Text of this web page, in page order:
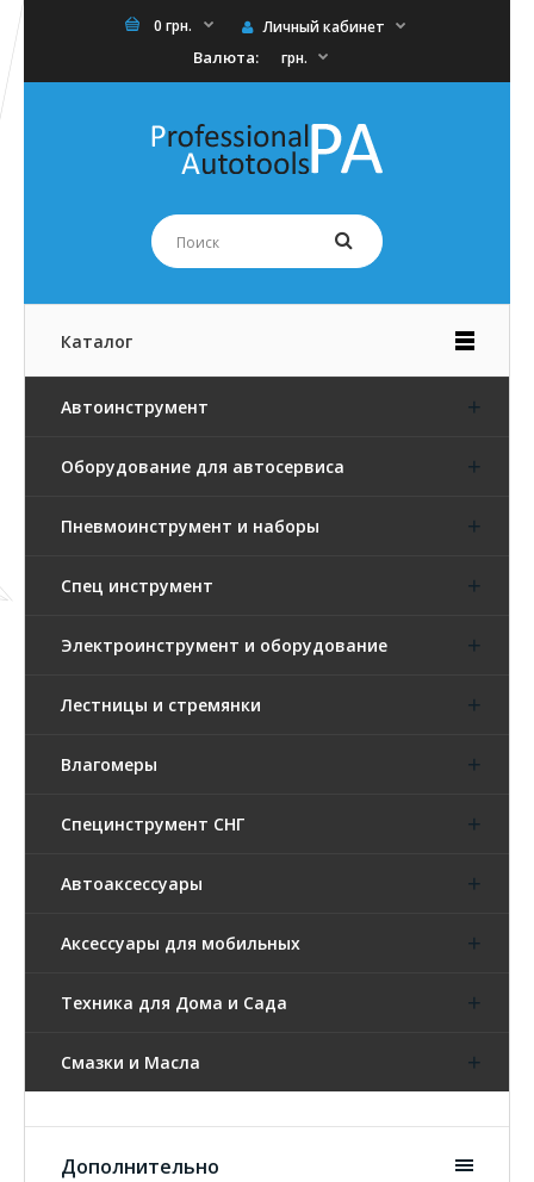
0 грн. Личный кабинет
Валюта: грн.
Каталог
Автоинструмент
Оборудование для автосервиса
Пневмоинструмент и наборы
Спец инструмент
Электроинструмент и оборудование
Лестницы и стремянки
Влагомеры
Специнструмент СНГ
Автоаксессуары
Аксессуары для мобильных
Техника для Дома и Сада
Смазки и Масла
Дополнительно